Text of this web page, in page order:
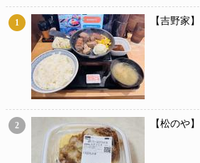
1 【吉野家
2 【松のや